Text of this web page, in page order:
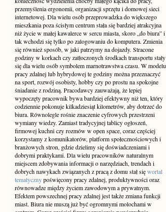
przemyślenia ergonomii, organizacji sprzętu i domowej sieci
internetowej. Dla wielu osób przeprowadzka do większego
mieszkania poza ścisłym centrum stała się bardziej atrakcyjna
niż życie w małej kawalerce w sercu miasta, skoro „do biura” i
tak wchodzi się tylko po zalogowaniu do komputera. Zmienia
się również sposób, w jaki patrzymy na dojazdy. Stracone
godziny w korkach czy zatłoczonych środkach transportu stały
się dla wielu osób symbolem marnotrawstwa czasu. W modelu
pracy zdalnej lub hybrydowej te godziny można przeznaczyć
na sport, rozwój osobisty, hobby czy po prostu na spokojne
śniadanie z rodziną. Pracodawcy zauważają, że lepiej
wypoczęty pracownik bywa bardziej efektywny niż ten, który
codziennie pokonuje kilkadziesiąt kilometrów, aby dotrzeć do
biura. Równolegle rośnie znaczenie cyfrowych przestrzeni
wymiany wiedzy. Zamiast tradycyjnej tablicy ogłoszeń,
firmowej kuchni czy rozmów w open space, coraz częściej
korzystamy z komunikatorów, platform społecznościowych i
branżowych stron, gdzie dzielimy się doświadczeniami i
dobrymi praktykami. Dla wielu pracowników naturalnym
miejscem zdobywania informacji o narzędziach, trendach i
dobrych nawykach związanych z pracą z domu stał sięwortal
tematycznypoświęcony pracy zdalnej, produktywności oraz
równowadze między życiem zawodowym a prywatnym.
Efektem powszechnej pracy zdalnej jest także zmiana funkcji
miast. Biura nie muszą już być ogromnymi molochami w